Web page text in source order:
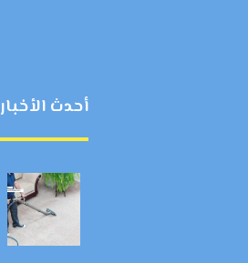
أحدث الأخبار